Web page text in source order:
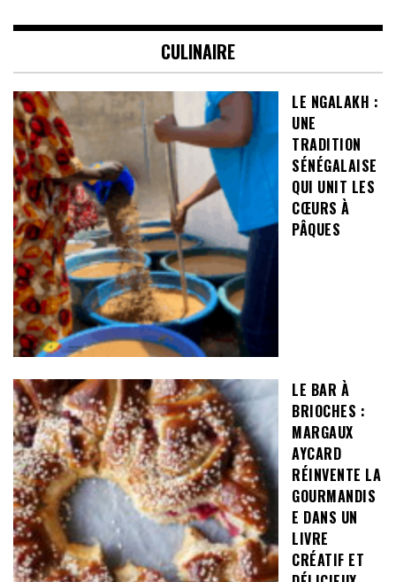
CULINAIRE
LE NGALAKH :
UNE
TRADITION
SÉNÉGALAISE
QUI UNIT LES
CŒURS À
PÂQUES
LE BAR À
BRIOCHES :
MARGAUX
AYCARD
RÉINVENTE LA
GOURMANDIS
E DANS UN
LIVRE
CRÉATIF ET